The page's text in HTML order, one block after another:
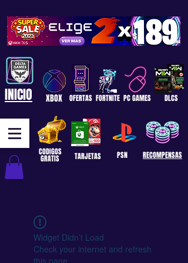
INICIO XBOX
PSN
DLCS
OFERTAS PC GAMES
RECOMPENSAS
CODIGOS
GRATIS
FORTNITE
TARJETAS
Widget Didn’t Load
Check your internet and refresh
this page.